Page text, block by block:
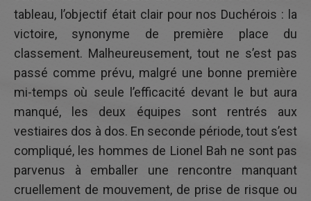
CONTACT
tableau, l’objectif était clair pour nos Duchérois : la
victoire, synonyme de première place du
classement. Malheureusement, tout ne s’est pas
passé comme prévu, malgré une bonne première
mi-temps où seule l’efficacité devant le but aura
manqué, les deux équipes sont rentrés aux
vestiaires dos à dos. En seconde période, tout s’est
compliqué, les hommes de Lionel Bah ne sont pas
parvenus à emballer une rencontre manquant
cruellement de mouvement, de prise de risque ou